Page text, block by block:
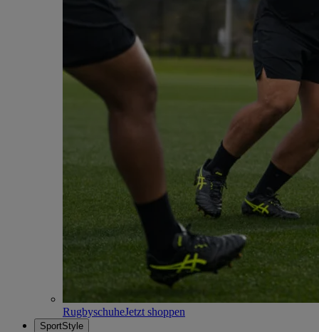
RugbyschuheJetzt shoppen
SportStyle